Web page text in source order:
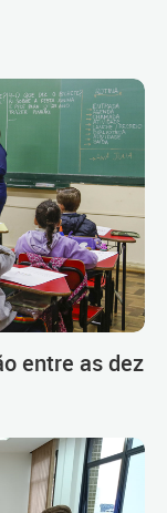
entre as dez